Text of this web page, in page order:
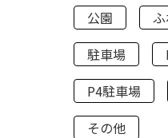
公園
駐車場
P4駐車場
その他